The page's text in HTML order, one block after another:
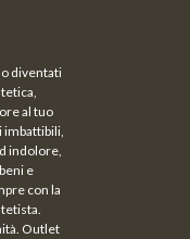
diventati
al tuo
imbattibili,
indolore,
e
con la
Outlet